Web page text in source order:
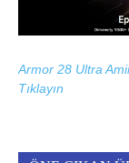
Armor 28 Ultra
Tıklayın